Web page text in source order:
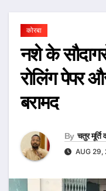
कोरबा
नशे के
रोलिंग पेपर
बरामद
By चतुर मूर्ति
AUG 29,